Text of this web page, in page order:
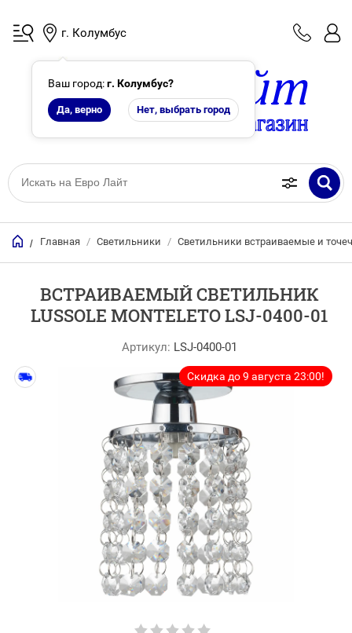
г. Колумбус
Ваш город:г. Колумбус?
Да, верно Нет, выбрать город
/ Главная / Светильники / Светильники встраиваемые и
ВСТРАИВАЕМЫЙ СВЕТИЛЬНИК
LUSSOLE MONTELETO LSJ-0400-01
Артикул: LSJ-0400-01
Скидка до 9 августа 23:00!